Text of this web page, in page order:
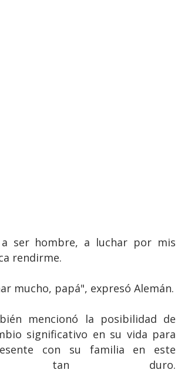
a ser hombre, a luchar por mis
rendirme.
mucho, papá", expresó Alemán.
mencionó la posibilidad de
significativo en su vida para
con su familia en este
tan duro.